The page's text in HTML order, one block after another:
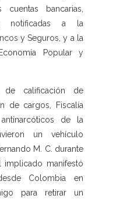
bancarias,
notificadas a la
y Seguros, y a la
Popular y
de calificación de
de cargos, Fiscalía
de la
un vehículo
M. C. durante
manifestó
Colombia en
para retirar un